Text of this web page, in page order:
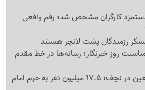
کارگران مشخص شد؛ رقم واقعی
رزمندگان پشت لانچر هستند
روز خبرنگار؛ رسانه‌ها در خط مقدم
رکورد حضور زائران اربعین در نجف؛ 17.5 میلیون نفر به حرم امام